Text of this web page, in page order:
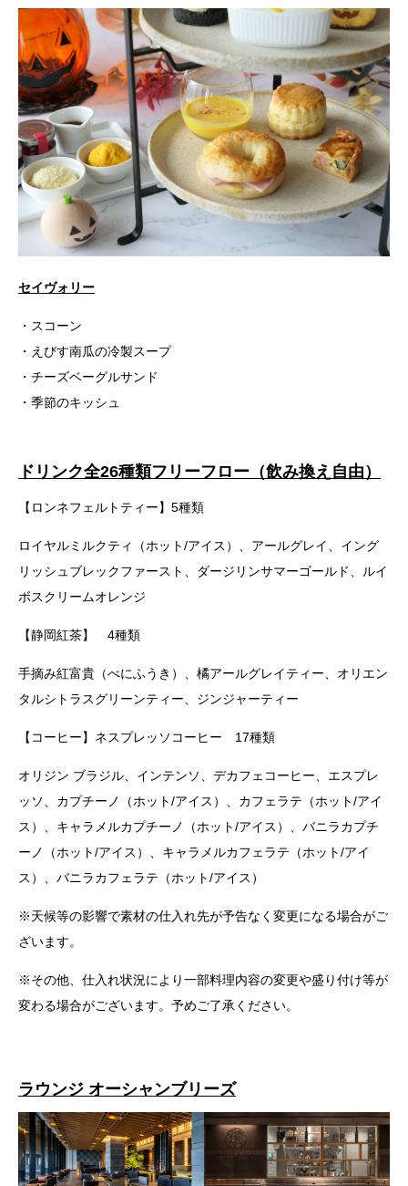
セイヴォリー
・スコーン
・えびす南瓜の冷製スープ
・チーズベーグルサンド
・季節のキッシュ
ドリンク全26種類フリーフロー（飲み換え自由）
【ロンネフェルトティー】5種類
ロイヤルミルクティ（ホット/アイス）、アールグレイ、イング
リッシュブレックファースト、ダージリンサマーゴールド、ルイ
ボスクリームオレンジ
【静岡紅茶】 4種類
手摘み紅富貴（べにふうき）、橘アールグレイティー、オリエン
タルシトラスグリーンティー、ジンジャーティー
【コーヒー】ネスプレッソコーヒー 17種類
オリジン ブラジル、インテンソ、デカフェコーヒー、エスプレ
ッソ、カプチーノ（ホット/アイス）、カフェラテ（ホット/アイ
ス）、キャラメルカプチーノ（ホット/アイス）、バニラカプチ
ーノ（ホット/アイス）、キャラメルカフェラテ（ホット/アイ
ス）、バニラカフェラテ（ホット/アイス）
※天候等の影響で素材の仕入れ先が予告なく変更になる場合がご
ざいます。
※その他、仕入れ状況により一部料理内容の変更や盛り付け等が
変わる場合がございます。予めご了承ください。
ラウンジ オーシャンブリーズ